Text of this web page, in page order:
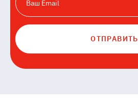
ОТПРАВИТЬ